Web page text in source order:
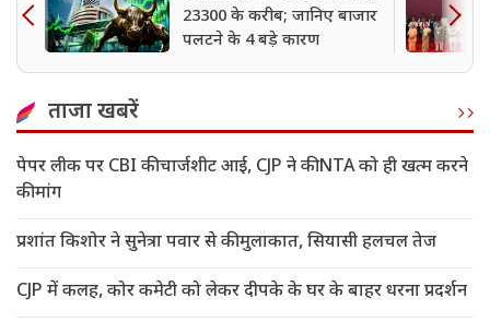
23300 के करीब; जानिए बाजार
पलटने के 4 बड़े कारण
ताजा खबरें
पेपर लीक पर CBI की चार्जशीट आई, CJP ने की NTA को ही खत्म करने
की मांग
प्रशांत किशोर ने सुनेत्रा पवार से की मुलाकात, सियासी हलचल तेज
CJP में कलह, कोर कमेटी को लेकर दीपके के घर के बाहर धरना प्रदर्शन